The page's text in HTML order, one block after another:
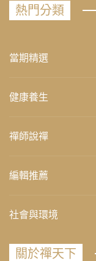
熱門分類
當期精選
健康養生
禪師說禪
編輯推薦
社會與環境
關於禪天下